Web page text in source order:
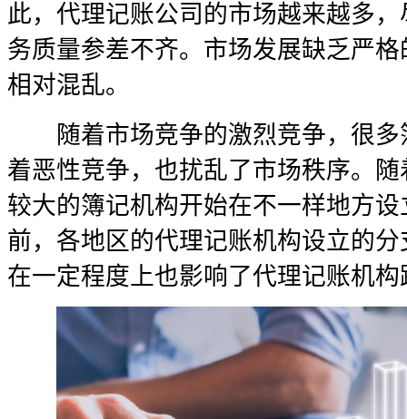
此，代理记账公司的市场越来越多
务质量参差不齐。市场发展缺乏严
相对混乱。
随着市场竞争的激烈竞争，很多
着恶性竞争，也扰乱了市场秩序。
较大的簿记机构开始在不一样地方
前，各地区的代理记账机构设立的
在一定程度上也影响了代理记账机